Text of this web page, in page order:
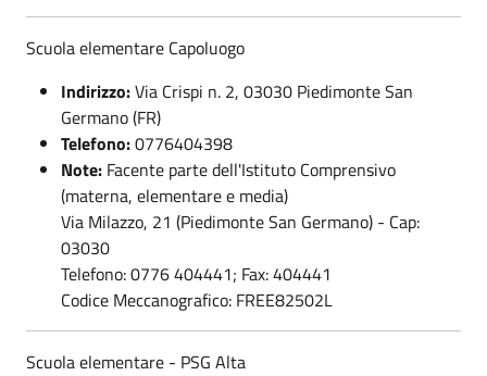
Scuola elementare Capoluogo
Indirizzo:Via Crispi n. 2, 03030 Piedimonte San
Germano (FR)
Telefono:0776404398
Note: Facente parte dell'Istituto Comprensivo
(materna, elementare e media)
Via Milazzo, 21 (Piedimonte San Germano) - Cap:
03030
Telefono: 0776 404441; Fax: 404441
Codice Meccanografico: FREE82502L
Scuola elementare - PSG Alta